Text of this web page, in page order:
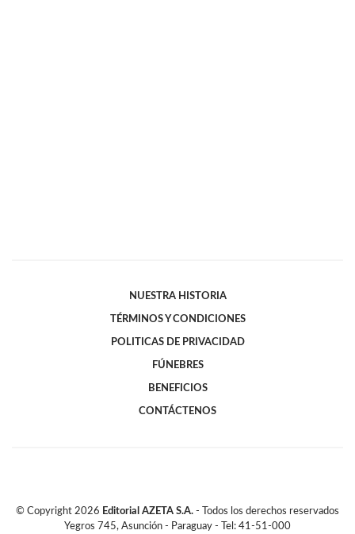
NUESTRA HISTORIA
TÉRMINOS Y CONDICIONES
POLITICAS DE PRIVACIDAD
FÚNEBRES
BENEFICIOS
CONTÁCTENOS
© Copyright 2026 Editorial AZETA S.A. - Todos los derechos reservados
Yegros 745, Asunción - Paraguay - Tel: 41-51-000